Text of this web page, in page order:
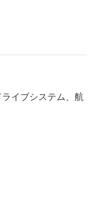
イブシステム、航